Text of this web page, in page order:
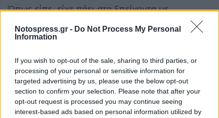
Notospress.gr - Do Not Process My Personal
Information
If you wish to opt-out of the sale, sharing to third parties, or
processing of your personal or sensitive information for
targeted advertising by us, please use the below opt-out
section to confirm your selection. Please note that after your
opt-out request is processed you may continue seeing
interest-based ads based on personal information utilized by
Όπως είπε, είχε πάει στα Επείγοντα με
ενοχλήσεις, χωρίς να πιστεύει ότι επρόκειτο για
κάτι σοβαρό.
«Είχα κάποιες ενοχλήσεις αλλά δεν ένιωσα κάτι.
Μου έκανε εξετάσεις, η Μάγδα η συγχωρεμένη
μου έκανε εξετάσεις, καρδιογραφήματα. Δεν μου
έβρισκαν κάτι και εγώ θεώρησα ότι όλα καλά,
όλα εντάξει, αφού δεν βρίσκουν τίποτα, λέω,